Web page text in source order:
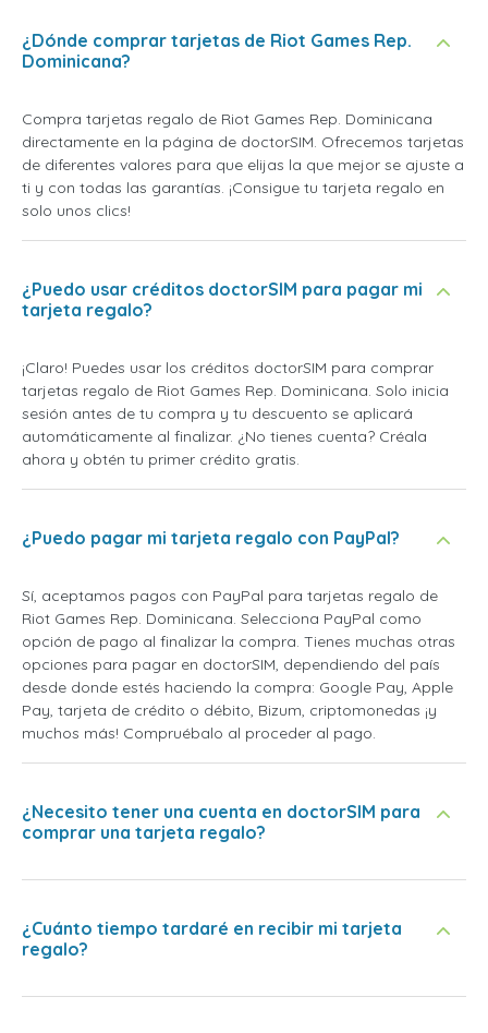
¿Dónde comprar tarjetas de Riot Games Rep.
Dominicana?
Compra tarjetas regalo de Riot Games Rep. Dominicana
directamente en la página de doctorSIM. Ofrecemos tarjetas
de diferentes valores para que elijas la que mejor se ajuste a
ti y con todas las garantías. ¡Consigue tu tarjeta regalo en
solo unos clics!
¿Puedo usar créditos doctorSIM para pagar mi
tarjeta regalo?
¡Claro! Puedes usar los créditos doctorSIM para comprar
tarjetas regalo de Riot Games Rep. Dominicana. Solo inicia
sesión antes de tu compra y tu descuento se aplicará
automáticamente al finalizar. ¿No tienes cuenta? Créala
ahora y obtén tu primer crédito gratis.
¿Puedo pagar mi tarjeta regalo con PayPal?
Sí, aceptamos pagos con PayPal para tarjetas regalo de
Riot Games Rep. Dominicana. Selecciona PayPal como
opción de pago al finalizar la compra. Tienes muchas otras
opciones para pagar en doctorSIM, dependiendo del país
desde donde estés haciendo la compra: Google Pay, Apple
Pay, tarjeta de crédito o débito, Bizum, criptomonedas ¡y
muchos más! Compruébalo al proceder al pago.
¿Necesito tener una cuenta en doctorSIM para
comprar una tarjeta regalo?
¿Cuánto tiempo tardaré en recibir mi tarjeta
regalo?